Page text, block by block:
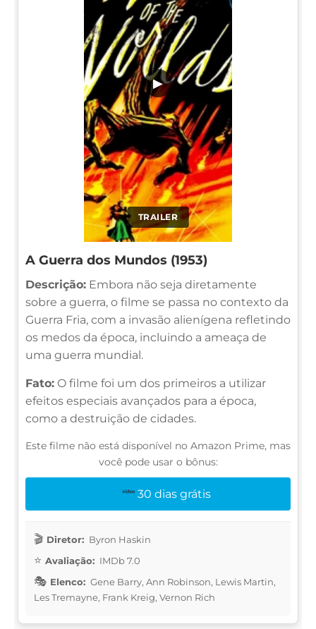
TRAILER
▶
A Guerra dos Mundos (1953)
Descrição: Embora não seja diretamente
sobre a guerra, o filme se passa no contexto da
Guerra Fria, com a invasão alienígena refletindo
os medos da época, incluindo a ameaça de
uma guerra mundial.
Fato: O filme foi um dos primeiros a utilizar
efeitos especiais avançados para a época,
como a destruição de cidades.
Este filme não está disponível no Amazon Prime, mas
você pode usar o bônus:
30 dias grátis
Diretor: Byron Haskin
Avaliação: IMDb 7.0
Elenco: Gene Barry, Ann Robinson, Lewis Martin,
Les Tremayne, Frank Kreig, Vernon Rich